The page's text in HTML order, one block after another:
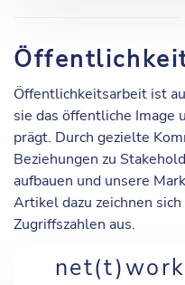
Öffentlichkeitsarbeit ist
sie das öffentliche Image
prägt. Durch gezielte
Beziehungen zu
aufbauen und unsere
Artikel dazu zeichnen
Zugriffszahlen aus.